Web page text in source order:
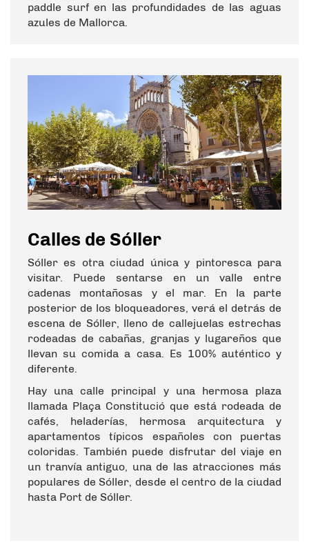
paddle surf en las profundidades de las aguas
azules de Mallorca.
Calles de Sóller
Sóller es otra ciudad única y pintoresca para
visitar. Puede sentarse en un valle entre
cadenas montañosas y el mar. En la parte
posterior de los bloqueadores, verá el detrás de
escena de Sóller, lleno de callejuelas estrechas
rodeadas de cabañas, granjas y lugareños que
llevan su comida a casa. Es 100% auténtico y
diferente.
Hay una calle principal y una hermosa plaza
llamada Plaça Constitució que está rodeada de
cafés, heladerías, hermosa arquitectura y
apartamentos típicos españoles con puertas
coloridas. También puede disfrutar del viaje en
un tranvía antiguo, una de las atracciones más
populares de Sóller, desde el centro de la ciudad
hasta Port de Sóller.